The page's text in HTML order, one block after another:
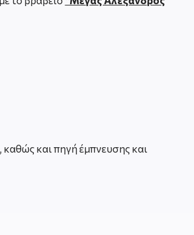
και πηγή έμπνευσης και